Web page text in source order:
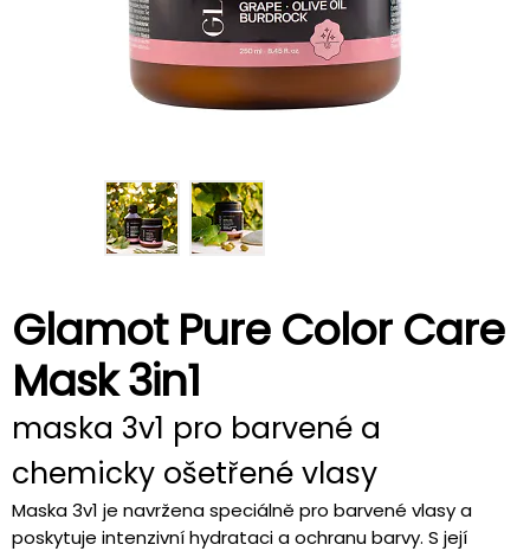
Glamot Pure Color Care
Mask 3in1
maska 3v1 pro barvené a
chemicky ošetřené vlasy
Maska 3v1 je navržena speciálně pro barvené vlasy a
poskytuje intenzivní hydrataci a ochranu barvy. S její